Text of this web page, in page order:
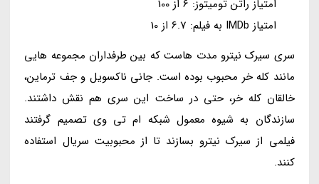
امتیاز راتن تومیتوز: 6 از 100
امتیاز IMDb به فیلم: 6.7 از 10
سری سیرک نیترو مدت هاست که بین طرفداران مجموعه هایی
مانند کله خر محبوب بوده است. جانی ناکسویل و جف ترماین،
خالقان کله خر، حتی در ساخت این سری هم نقش داشتند.
سازندگان به شیوه معمول شبکه ام تی وی تصمیم گرفتند
فیلمی از سیرک نیترو بسازند تا از محبوبیت سریال استفاده
کنند.